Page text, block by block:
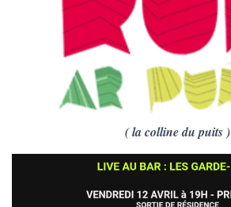
( la colline du puits )